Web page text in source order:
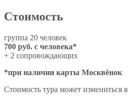
Стоимость
группа 20 человек
700 руб. с человека*
+ 2 сопровождающих
*при наличии карты Москвёнок
Стоимость тура может измениться